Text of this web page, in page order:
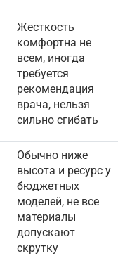
Жесткость
комфортна не
всем, иногда
требуется
рекомендация
врача, нельзя
сильно сгибать
Обычно ниже
высота и ресурс у
бюджетных
моделей, не все
материалы
допускают
скрутку